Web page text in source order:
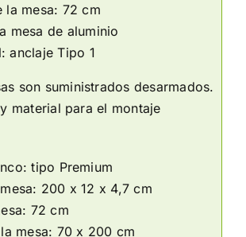
la mesa: 72 cm
mesa de aluminio
anclaje Tipo 1
son suministrados desarmados.
material para el montaje
tipo Premium
200 x 12 x 4,7 cm
72 cm
mesa: 70 x 200 cm